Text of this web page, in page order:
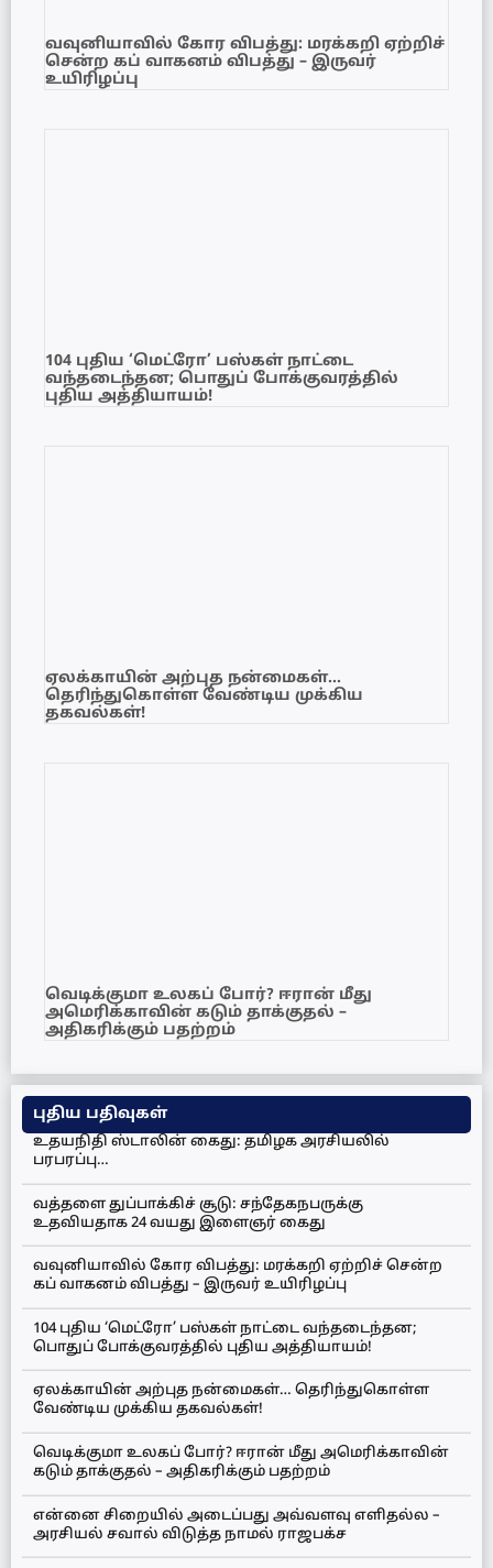
வவுனியாவில் கோர விபத்து: மரக்கறி ஏற்றிச்
சென்ற கப் வாகனம் விபத்து – இருவர்
உயிரிழப்பு
104 புதிய ‘மெட்ரோ’ பஸ்கள் நாட்டை
வந்தடைந்தன; பொதுப் போக்குவரத்தில்
புதிய அத்தியாயம்!
ஏலக்காயின் அற்புத நன்மைகள்…
தெரிந்துகொள்ள வேண்டிய முக்கிய
தகவல்கள்!
வெடிக்குமா உலகப் போர்? ஈரான் மீது
அமெரிக்காவின் கடும் தாக்குதல் –
அதிகரிக்கும் பதற்றம்
புதிய பதிவுகள்
உதயநிதி ஸ்டாலின் கைது: தமிழக அரசியலில்
பரபரப்பு…
வத்தளை துப்பாக்கிச் சூடு: சந்தேகநபருக்கு
உதவியதாக 24 வயது இளைஞர் கைது
வவுனியாவில் கோர விபத்து: மரக்கறி ஏற்றிச் சென்ற
கப் வாகனம் விபத்து – இருவர் உயிரிழப்பு
104 புதிய ‘மெட்ரோ’ பஸ்கள் நாட்டை வந்தடைந்தன;
பொதுப் போக்குவரத்தில் புதிய அத்தியாயம்!
ஏலக்காயின் அற்புத நன்மைகள்… தெரிந்துகொள்ள
வேண்டிய முக்கிய தகவல்கள்!
வெடிக்குமா உலகப் போர்? ஈரான் மீது அமெரிக்காவின்
கடும் தாக்குதல் – அதிகரிக்கும் பதற்றம்
என்னை சிறையில் அடைப்பது அவ்வளவு எளிதல்ல –
அரசியல் சவால் விடுத்த நாமல் ராஜபக்ச